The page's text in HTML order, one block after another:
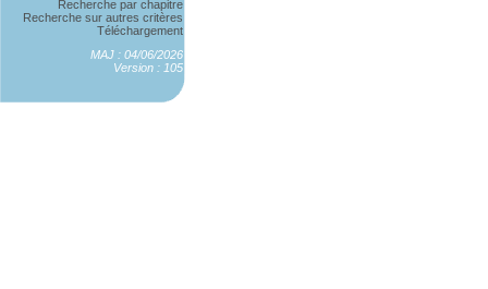
Recherche par chapitre
Recherche sur autres critères
Téléchargement
MAJ : 04/06/2026
Version : 105